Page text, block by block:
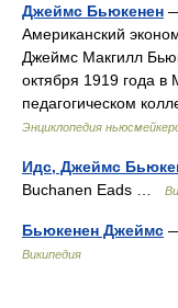
Джеймс Бьюкенен
Американский
Джеймс Макгилл
октября 1919 года
педагогическом
Энциклопедия
Идс, Джеймс
Buchanen Eads …
Бьюкенен Джеймс
Википедия